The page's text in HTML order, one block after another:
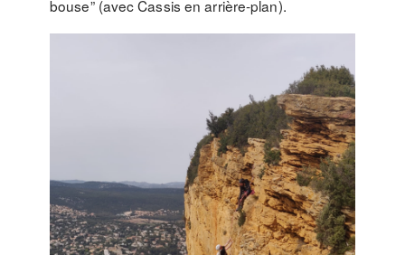
bouse” (avec Cassis en arrière-plan).